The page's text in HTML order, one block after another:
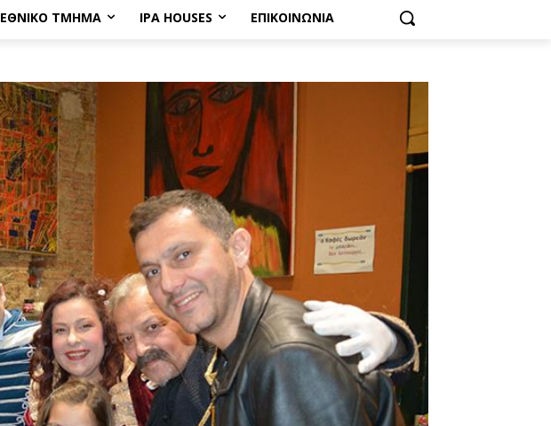
ΕΘΝΙΚΌ ΤΜΉΜΑ IPA HOUSES ΕΠΙΚΟΙΝΩΝΊΑ